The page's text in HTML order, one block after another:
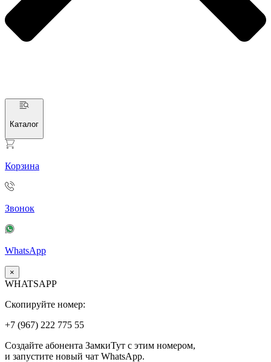
Каталог
Корзина
Звонок
WhatsApp
×
WHATSAPP
Скопируйте номер:
+7 (967) 222 775 55
Создайте абонента ЗамкиТут с этим номером,
и запустите новый чат WhatsApp.